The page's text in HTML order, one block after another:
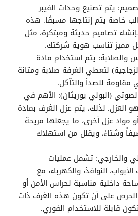
يتم تصنيع وحدات الفيبر
خاصة يتم إنتاجها مسبقًا. هذه
تصاميم حديثة ومبتكرة، مثل
مميز تناسب هوية شركتك.
والصلابة: يتم استخدام مادة
لتعطي الغرفة صلابة ومتانة
للصدأ والتآكل.
(البولي يوريثان): الأهم في
العزل. لذلك، يتم عزل الغرف بمادة
مواد عزل أخرى، ما يجعلها مريحة
وشتاءً، ويقلل من استهلاك
والخارجي: تشمل عمليات
النوافذ، والكهرباء، مع
داخلية مناسبة لحراس الأمن أو
على أن تكون هذه الغرف ذات
قابلة للاستخدام الفوري.